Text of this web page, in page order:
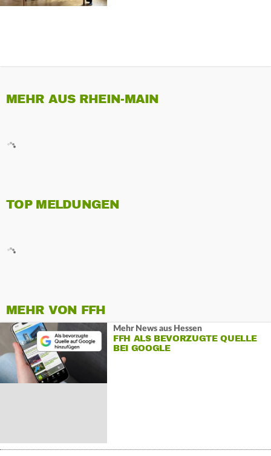
MEHR AUS RHEIN-MAIN
TOP MELDUNGEN
MEHR VON FFH
Mehr News aus Hessen
FFH ALS BEVORZUGTE QUELLE
BEI GOOGLE